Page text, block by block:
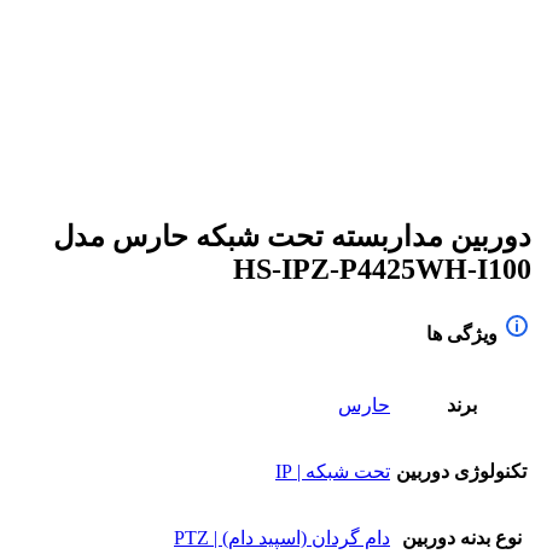
دوربین مداربسته تحت شبکه حارس مدل
HS-IPZ-P4425WH-I100
ویژگی ها
برند حارس
تکنولوژی دوربین تحت شبکه | IP
نوع بدنه دوربین دام گردان (اسپید دام) | PTZ